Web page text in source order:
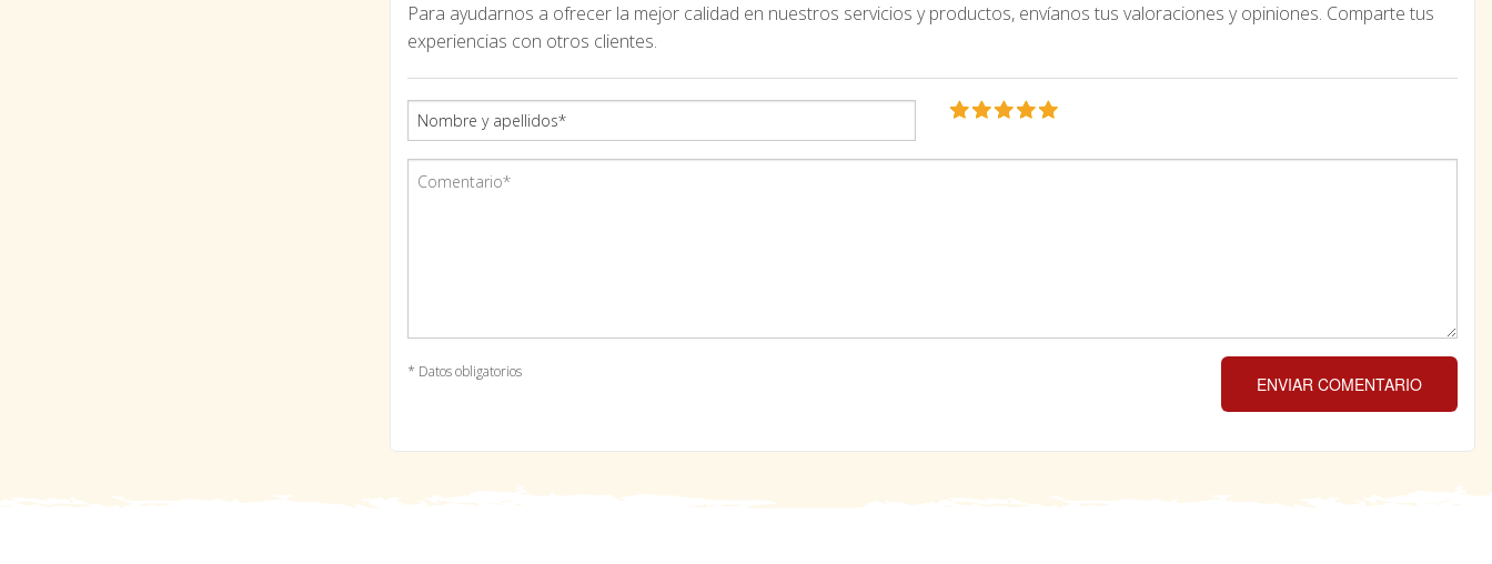
Para ayudarnos a ofrecer la mejor calidad en nuestros servicios y productos, envíanos tus valoraciones y opiniones. Comparte tus
experiencias con otros clientes.
* Datos obligatorios
ENVIAR COMENTARIO